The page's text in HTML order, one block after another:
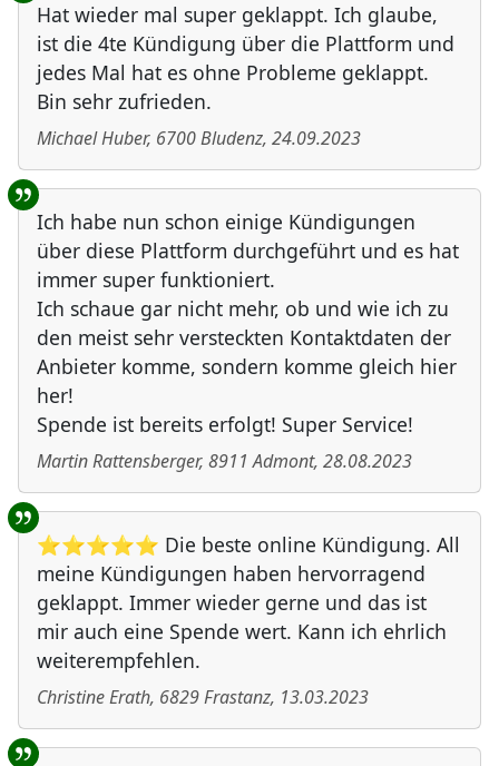
Hat wieder mal super geklappt. Ich glaube,
ist die 4te Kündigung über die Plattform und
jedes Mal hat es ohne Probleme geklappt.
Bin sehr zufrieden.
Michael Huber, 6700Bludenz, 24.09.2023
Ich habe nun schon einige Kündigungen
über diese Plattform durchgeführt und es hat
immer super funktioniert.
Ich schaue gar nicht mehr, ob und wie ich zu
den meist sehr versteckten Kontaktdaten der
Anbieter komme, sondern komme gleich hier
her!
Spende ist bereits erfolgt! Super Service!
Martin Rattensberger, 8911 Admont, 28.08.2023
⭐⭐⭐⭐⭐ Die beste online Kündigung. All
meine Kündigungen haben hervorragend
geklappt. Immer wieder gerne und das ist
mir auch eine Spende wert. Kann ich ehrlich
weiterempfehlen.
Christine Erath, 6829Frastanz, 13.03.2023